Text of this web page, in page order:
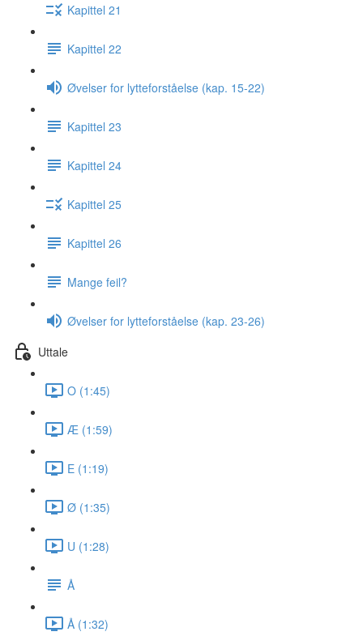
Kapittel 21
Kapittel 22
Øvelser for lytteforståelse (kap. 15-22)
Kapittel 23
Kapittel 24
Kapittel 25
Kapittel 26
Mange feil?
Øvelser for lytteforståelse (kap. 23-26)
Uttale
O (1:45)
Æ (1:59)
E (1:19)
Ø (1:35)
U (1:28)
Å
Å (1:32)